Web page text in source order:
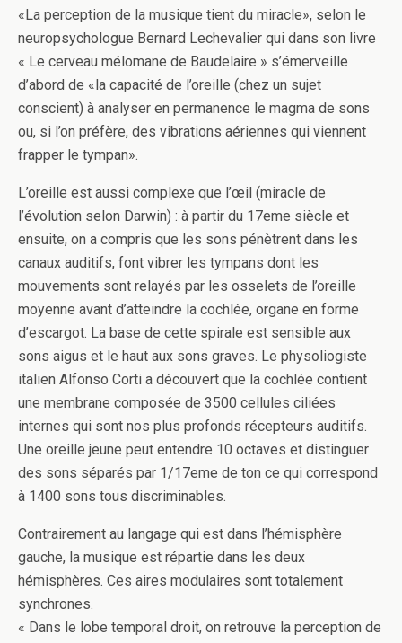
«La perception de la musique tient du miracle», selon le
neuropsychologue Bernard Lechevalier qui dans son livre
« Le cerveau mélomane de Baudelaire » s’émerveille
d’abord de «la capacité de l’oreille (chez un sujet
conscient) à analyser en permanence le magma de sons
ou, si l’on préfère, des vibrations aériennes qui viennent
frapper le tympan».
L’oreille est aussi complexe que l’œil (miracle de
l’évolution selon Darwin) : à partir du 17eme siècle et
ensuite, on a compris que les sons pénètrent dans les
canaux auditifs, font vibrer les tympans dont les
mouvements sont relayés par les osselets de l’oreille
moyenne avant d’atteindre la cochlée, organe en forme
d’escargot. La base de cette spirale est sensible aux
sons aigus et le haut aux sons graves. Le physoliogiste
italien Alfonso Corti a découvert que la cochlée contient
une membrane composée de 3500 cellules ciliées
internes qui sont nos plus profonds récepteurs auditifs.
Une oreille jeune peut entendre 10 octaves et distinguer
des sons séparés par 1/17eme de ton ce qui correspond
à 1400 sons tous discriminables.
Contrairement au langage qui est dans l’hémisphère
gauche, la musique est répartie dans les deux
hémisphères. Ces aires modulaires sont totalement
synchrones.
« Dans le lobe temporal droit, on retrouve la perception de